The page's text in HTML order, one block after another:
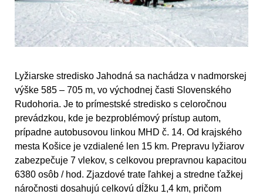
Lyžiarske stredisko Jahodná sa nachádza v nadmorskej
výške 585 – 705 m, vo východnej časti Slovenského
Rudohoria. Je to prímestské stredisko s celoročnou
prevádzkou, kde je bezproblémový prístup autom,
prípadne autobusovou linkou MHD č. 14. Od krajského
mesta Košice je vzdialené len 15 km. Prepravu lyžiarov
zabezpečuje 7 vlekov, s celkovou prepravnou kapacitou
6380 osôb / hod. Zjazdové trate ľahkej a stredne ťažkej
náročnosti dosahujú celkovú dĺžku 1,4 km, pričom